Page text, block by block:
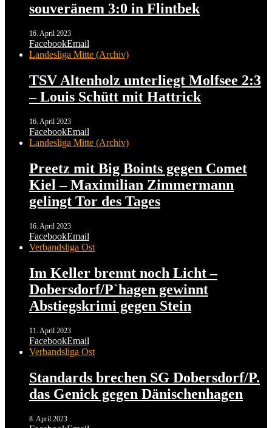
souveränem 3:0 in Flintbek
16. April 2023
FacebookEmail
Landesliga Mitte (Archiv)
TSV Altenholz unterliegt Molfsee 2:3
– Louis Schütt mit Hattrick
16. April 2023
FacebookEmail
Landesliga Mitte (Archiv)
Preetz mit Big Boints gegen Comet
Kiel – Maximilian Zimmermann
gelingt Tor des Tages
16. April 2023
FacebookEmail
Verbandsliga Ost
Im Keller brennt noch Licht –
Dobersdorf/P`hagen gewinnt
Abstiegskrimi gegen Stein
11. April 2023
FacebookEmail
Verbandsliga Ost
Standards brechen SG Dobersdorf/P.
das Genick gegen Dänischenhagen
8. April 2023